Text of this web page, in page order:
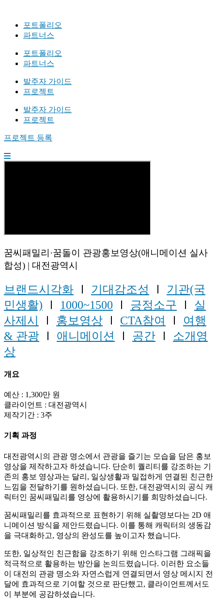
포트폴리오
파트너스
포트폴리오
파트너스
발주자 가이드
프로젝트
발주자 가이드
프로젝트
프로젝트 등록
꿈씨패밀리·꿈돌이 관광홍보영상(애니메이션 실사
합성) | 대전광역시
브랜드시각화 Ⅰ 기대감조성 Ⅰ 기관(국
민생활) Ⅰ 1000~1500 Ⅰ 긍정소구 Ⅰ 실
사제시
Ⅰ 홍보영상 Ⅰ CTA참여 Ⅰ 여행
& 관광 Ⅰ 애니메이션 Ⅰ 공간 Ⅰ 소개영
상
개요
예산 : 1,300만 원
클라이언트 : 대전광역시
제작기간 : 3주
기획 과정
대전광역시의 관광 명소에서 관광을 즐기는 모습을 담은 홍보
영상을 제작하고자 하셨습니다. 단순히 퀄리티를 강조하는 기
존의 홍보 영상과는 달리, 일상생활과 밀접하게 연결된 친근한
느낌을 전달하기를 원하셨습니다. 또한, 대전광역시의 공식 캐
릭터인 꿈씨패밀리를 영상에 활용하시기를 희망하셨습니다.
꿈씨패밀리를 효과적으로 표현하기 위해 실촬영보다는 2D 애
니메이션 방식을 제안드렸습니다. 이를 통해 캐릭터의 생동감
을 극대화하고, 영상의 완성도를 높이고자 했습니다.
또한, 일상적인 친근함을 강조하기 위해 인스타그램 그래픽을
적극적으로 활용하는 방안을 논의드렸습니다. 이러한 요소들
이 대전의 관광 명소와 자연스럽게 연결되면서 영상 메시지 전
달에 효과적으로 기여할 것으로 판단했고, 클라이언트께서도
이 부분에 공감하셨습니다.